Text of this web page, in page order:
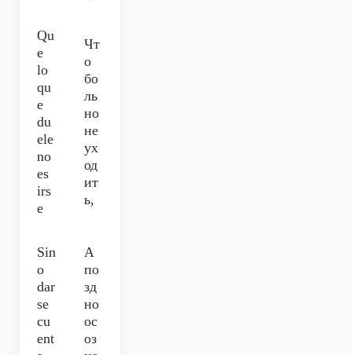
Qu
e
lo
qu
e
du
ele
no
es
irs
e
Чт
о
бо
ль
но
не
ух
од
ит
ь,
Sin
o
dar
se
cu
ent
А
по
зд
но
ос
оз